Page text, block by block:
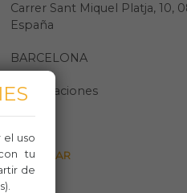
Carrer Sant Miquel Platja, 10,
España
BARCELONA
Observaciones
LLEGAR
el uso
tu
de